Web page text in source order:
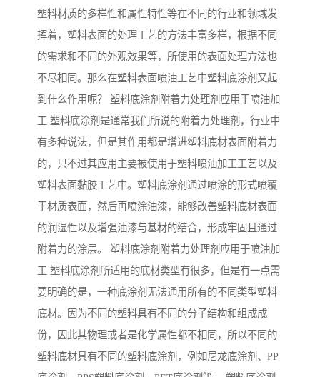
塑料材质的多样性和属性特性等在不同的行业和领域发
挥着，塑料表面的处理工艺的方法丰富多样，根据不同
的需求和不同的外观效果等，所使用的表面处理方法也
不尽相同。那么在塑料表面喷油工艺中塑料底涂剂又起
到什么作用呢？ 塑料底涂剂附着力处理剂应用于喷油加
工 塑料底涂剂是通常我们所说的附着力处理剂，行业中
有多种说法，但是其作用都是增进塑料底材表面附着力
的，只不过其应用主要被使用于塑料喷油加工工艺以及
塑料表面黏胶工艺中。塑料底涂剂通过喷涂的形式喷覆
于材质表面，然后再喷涂油漆，能够改善塑料底材表面
的润湿性以及增强油漆与基材的结合，形成牢固且通过
附着力的涂层。 塑料底涂剂附着力处理剂应用于喷油加
工 塑料底涂剂所适用的底材类型有很多，但是有一点需
要明确的是，一种底涂剂无法通用所有的不同类型塑料
底材。因为不同的塑料具有不同的分子结构和组成成
份，因此其物理或者是化学属性都不相同，所以不同的
塑料底材具有不同的塑料底涂剂，例如尼龙底涂剂、PP